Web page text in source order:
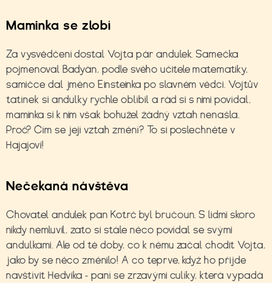
Maminka se zlobí
Za vysvědčení dostal Vojta pár andulek. Samečka
pojmenoval Badyán, podle svého učitele matematiky,
samičce dal jméno Einsteinka po slavném vědci. Vojtův
tatínek si andulky rychle oblíbil a rád si s nimi povídal,
maminka si k nim však bohužel žádný vztah nenašla.
Proč? Čím se její vztah změní? To si poslechněte v
Hajajovi!
Nečekaná návštěva
Chovatel andulek pan Kotrč byl bručoun. S lidmi skoro
nikdy nemluvil, zato si stále něco povídal se svými
andulkami. Ale od té doby, co k němu začal chodit Vojta,
jako by se něco změnilo! A co teprve, když ho přijde
navštívit Hedvika - paní se zrzavými culíky, která vypadá